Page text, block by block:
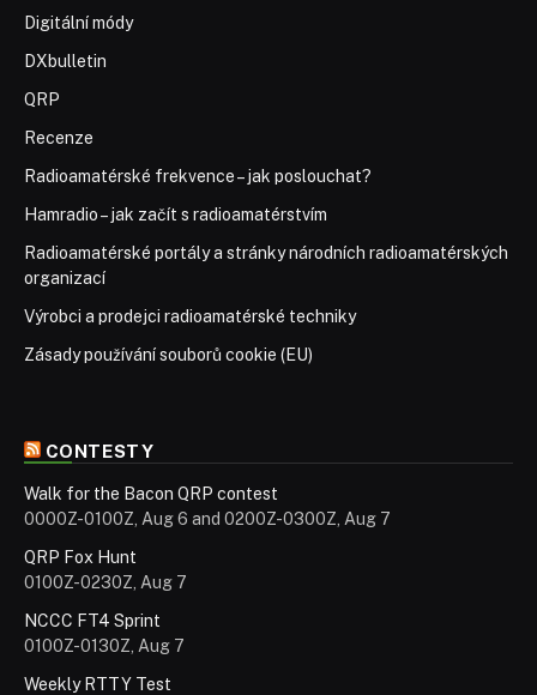
Digitální módy
DXbulletin
QRP
Recenze
Radioamatérské frekvence – jak poslouchat?
Hamradio – jak začít s radioamatérstvím
Radioamatérské portály a stránky národních radioamatérských
organizací
Výrobci a prodejci radioamatérské techniky
Zásady používání souborů cookie (EU)
CONTESTY
Walk for the Bacon QRP contest
0000Z-0100Z, Aug 6 and 0200Z-0300Z, Aug 7
QRP Fox Hunt
0100Z-0230Z, Aug 7
NCCC FT4 Sprint
0100Z-0130Z, Aug 7
Weekly RTTY Test